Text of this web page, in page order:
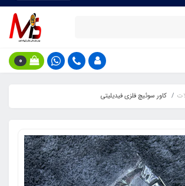
0
کاور سوئیچ فلزی فیدیلیتی